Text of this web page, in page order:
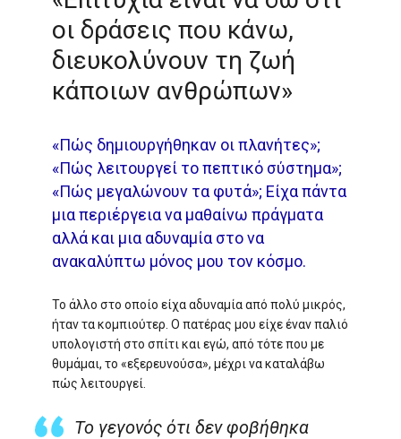
οι δράσεις που κάνω,
διευκολύνουν τη ζωή
κάποιων ανθρώπων»
«Πώς δημιουργήθηκαν οι πλανήτες»;
«Πώς λειτουργεί το πεπτικό σύστημα»;
«Πώς μεγαλώνουν τα φυτά»; Είχα πάντα
μια περιέργεια να μαθαίνω πράγματα
αλλά και μια αδυναμία στο να
ανακαλύπτω μόνος μου τον κόσμο.
Το άλλο στο οποίο είχα αδυναμία από πολύ μικρός,
ήταν τα κομπιούτερ. Ο πατέρας μου είχε έναν παλιό
υπολογιστή στο σπίτι και εγώ, από τότε που με
θυμάμαι, το «εξερευνούσα», μέχρι να καταλάβω
πώς λειτουργεί.
Το γεγονός ότι δεν φοβήθηκα